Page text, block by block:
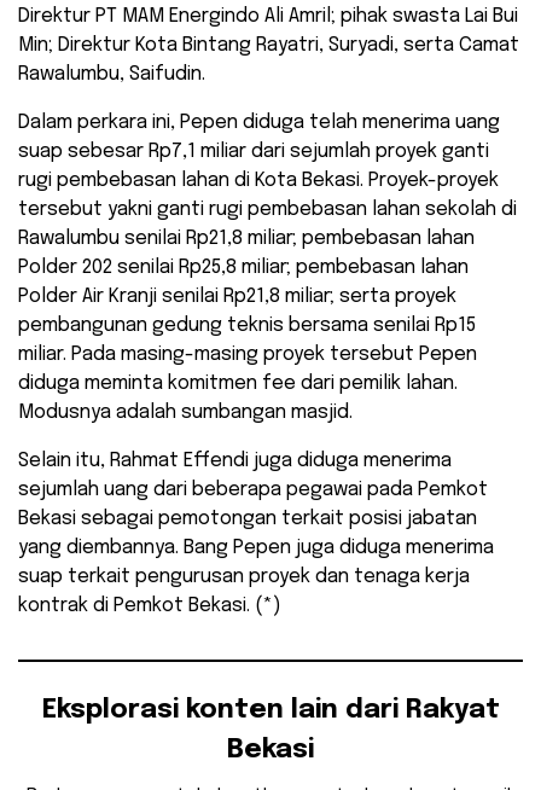
Direktur PT MAM Energindo Ali Amril; pihak swasta Lai Bui
Min; Direktur Kota Bintang Rayatri, Suryadi, serta Camat
Rawalumbu, Saifudin.
Dalam perkara ini, Pepen diduga telah menerima uang
suap sebesar Rp7,1 miliar dari sejumlah proyek ganti
rugi pembebasan lahan di Kota Bekasi. Proyek-proyek
tersebut yakni ganti rugi pembebasan lahan sekolah di
Rawalumbu senilai Rp21,8 miliar; pembebasan lahan
Polder 202 senilai Rp25,8 miliar; pembebasan lahan
Polder Air Kranji senilai Rp21,8 miliar; serta proyek
pembangunan gedung teknis bersama senilai Rp15
miliar. Pada masing-masing proyek tersebut Pepen
diduga meminta komitmen fee dari pemilik lahan.
Modusnya adalah sumbangan masjid.
Selain itu, Rahmat Effendi juga diduga menerima
sejumlah uang dari beberapa pegawai pada Pemkot
Bekasi sebagai pemotongan terkait posisi jabatan
yang diembannya. Bang Pepen juga diduga menerima
suap terkait pengurusan proyek dan tenaga kerja
kontrak di Pemkot Bekasi. (*)
Eksplorasi konten lain dari Rakyat
Bekasi